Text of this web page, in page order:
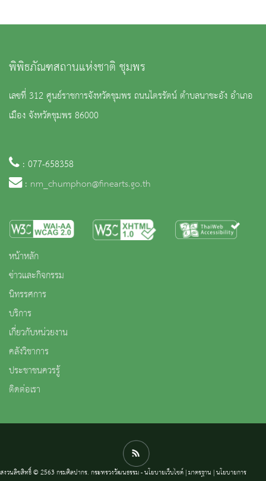
พิพิธภัณฑสถานแห่งชาติ ชุมพร
เลขที่ 312 ศูนย์ราชการจังหวัดชุมพร ถนนไตรรัตน์ ตำบลนาชะอัง อำเภอ
เมือง จังหวัดชุมพร 86000
: 077-658358
: nm_chumphon@finearts.go.th
หน้าหลัก
ข่าวและกิจกรรม
นิทรรศการ
บริการ
เกี่ยวกับหน่วยงาน
คลังวิชาการ
ประชาชนควรรู้
ติดต่อเรา
สงวนลิขสิทธิ์ © 2563 กรมศิลปากร. กระทรวงวัฒนธรรม -นโยบายเว็บไซต์|มาตรฐาน |นโยบายการ